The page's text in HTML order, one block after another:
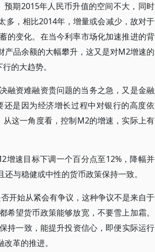
期2015年人民币升值的空间不大，同时
多，相比2014年，增量或会减少，故对于
的变化。在当今利率市场化加速推进的背
品余额的大幅攀升，这又是对M2增速的
的大趋势。
融资难融资贵问题的当务之急，又是金融
是因为经济增长过程中对银行的高度依
这一角度看，控制M2的增速，实际上有
增速目标下调一个百分点至12%，降幅并
与稳健或中性的货币政策保持一致。
开始从紧会有争议，这种争议不是来自于
望货币政策能够放宽，不要雪上加霜。
持一致，能提升投资信心，即便实际运行
革的推进。